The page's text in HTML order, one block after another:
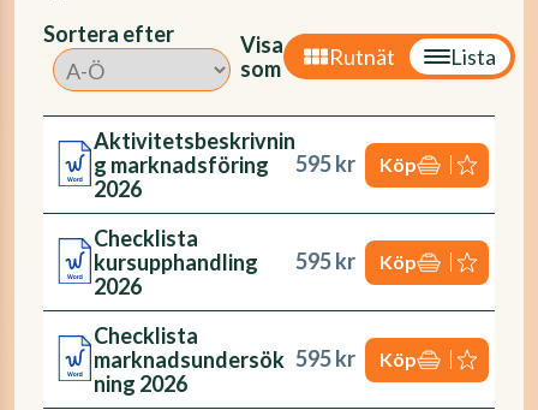
Sortera efter
Visa
som
Rutnät Lista
Aktivitetsbeskrivnin
g marknadsföring
2026
595 kr Köp
Checklista
kursupphandling
2026
595 kr Köp
Checklista
marknadsundersök
ning 2026
595 kr Köp